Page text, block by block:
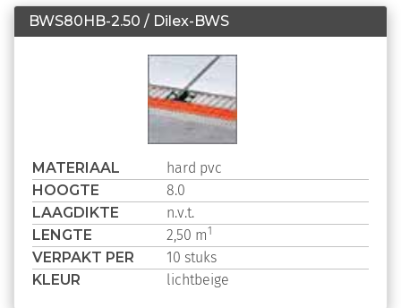
BWS80HB-2.50 / Dilex-BWS
MATERIAAL hard pvc
HOOGTE 8.0
LAAGDIKTE n.v.t.
LENGTE 2,50 m1
VERPAKT PER 10 stuks
KLEUR lichtbeige